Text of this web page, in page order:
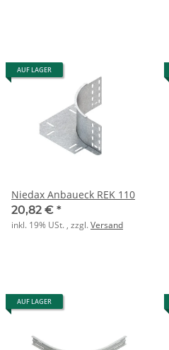
AUF LAGER
Niedax Anbaueck REK 110
20,82 € *
inkl. 19% USt. , zzgl.Versand
AUF LAGER